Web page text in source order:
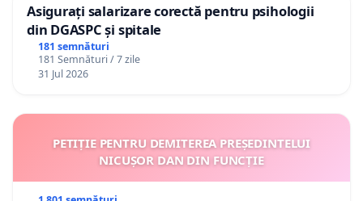
Asigurați salarizare corectă pentru psihologii
din DGASPC și spitale
181 semnături
181 Semnături / 7 zile
31 Jul 2026
PETIȚIE PENTRU DEMITEREA PREȘEDINTELUI
NICUȘOR DAN DIN FUNCȚIE